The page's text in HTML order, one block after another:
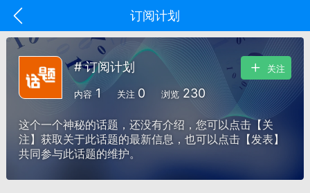
订阅计划
# 订阅计划
内容 1 关注 0 浏览 230
关注
这个一个神秘的话题，还没有介绍，您可以点击【关
注】获取关于此话题的最新信息，也可以点击【发表】
共同参与此话题的维护。